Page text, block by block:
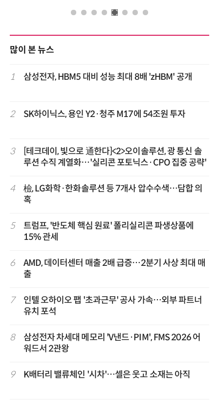
많이 본 뉴스
1 삼성전자, HBM5 대비 성능 최대 8배 'zHBM' 공개
2 SK하이닉스, 용인 Y2·청주 M17에 54조원 투자
3
[테크데이, 빛으로 通한다]<2>오이솔루션, 광 통신 솔
루션 수직 계열화…'실리콘 포토닉스·CPO 집중 공략'
4
檢, LG화학·한화솔루션 등 7개사 압수수색…담합 의
혹
5
트럼프, '반도체 핵심 원료' 폴리실리콘 파생상품에
15% 관세
6
AMD, 데이터센터 매출 2배 급증…2분기 사상 최대 매
출
7
인텔 오하이오 팹 '초과근무' 공사 가속…외부 파트너
유치 포석
8
삼성전자 차세대 메모리 'V낸드·PIM', FMS 2026 어
워드서 2관왕
9 K배터리 밸류체인 '시차'…셀은 웃고 소재는 아직